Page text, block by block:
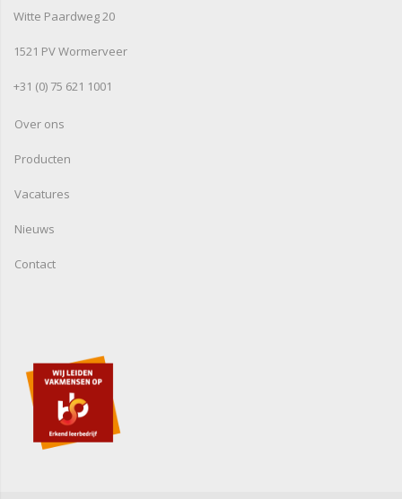
Witte Paardweg 20
1521 PV Wormerveer
+31 (0) 75 621 1001
Over ons
Producten
Vacatures
Nieuws
Contact